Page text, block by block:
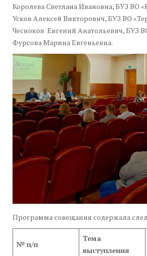
Королева Светлана Ивановна, БУЗ ВО
Усков Алексей Викторович, БУЗ ВО
Чесноков Евгений Анатольевич, БУЗ
Фурсова Марина Евгеньевна.
Программа совещания содержала
№ п/п
Тема
выступления